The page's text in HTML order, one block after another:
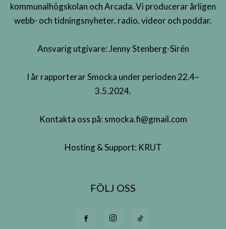
kommunalhögskolan och Arcada. Vi producerar årligen
webb- och tidningsnyheter, radio, videor och poddar.
Ansvarig utgivare: Jenny Stenberg-Sirén
I år rapporterar Smocka under perioden 22.4–
3.5.2024.
Kontakta oss på: smocka.fi@gmail.com
Hosting & Support: KRUT
FÖLJ OSS